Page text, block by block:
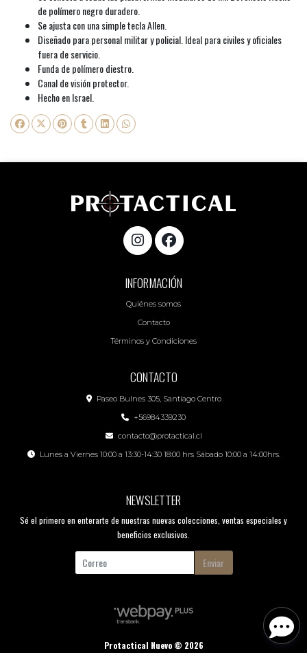
de polímero negro duradero.
Se ajusta con una simple tecla Allen.
Diseñado para personal militar y policial. Ideal para civiles y oficiales
fuera de servicio.
Funda de polímero diestro.
Canal de visión protector.
Hecho en Israel.
INFORMACIÓN
Quiénes somos
Contacto
Términos y Condiciones
CONTACTO
Paseo Bulnes 305, Santiago Centro
+56984339230
contacto@protactical.cl
Lunes a Viernes 10:00 a 13:30-14:30 18:00 hrs Sábado 10:00 a 14:00hrs.
NEWSLETTER
Sé el primero en enterarte de nuestras nuevas colecciones, ventas especiales y
beneficios exclusivos.
Enviar
Protactical Nuevo © 2026